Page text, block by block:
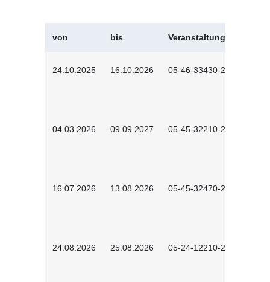
von bis Veranstaltungskürzel
24.10.2025 16.10.2026 05-46-33430-2501
04.03.2026 09.09.2027 05-45-32210-2601
16.07.2026 13.08.2026 05-45-32470-2601
24.08.2026 25.08.2026 05-24-12210-2601